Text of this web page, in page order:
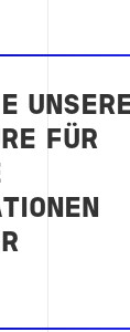
FÜR